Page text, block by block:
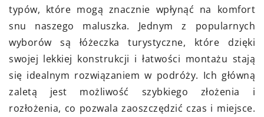
typów, które mogą znacznie wpłynąć na komfort
snu naszego maluszka. Jednym z popularnych
wyborów są łóżeczka turystyczne, które dzięki
swojej lekkiej konstrukcji i łatwości montażu stają
się idealnym rozwiązaniem w podróży. Ich główną
zaletą jest możliwość szybkiego złożenia i
rozłożenia, co pozwala zaoszczędzić czas i miejsce.